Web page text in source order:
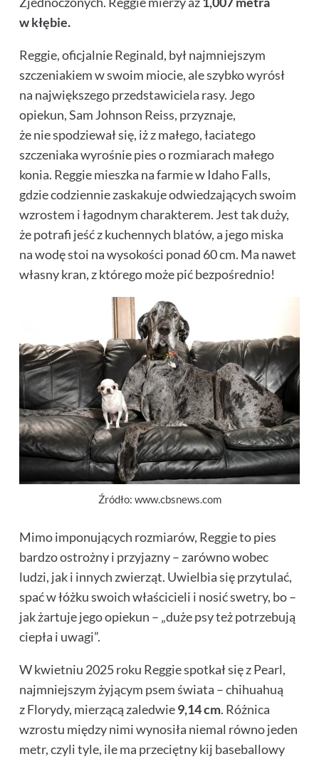
w kłębie.
Reggie, oficjalnie Reginald, był najmniejszym
szczeniakiem w swoim miocie, ale szybko wyrósł
na największego przedstawiciela rasy. Jego
opiekun, Sam Johnson Reiss, przyznaje,
że nie spodziewał się, iż z małego, łaciatego
szczeniaka wyrośnie pies o rozmiarach małego
konia. Reggie mieszka na farmie w Idaho Falls,
gdzie codziennie zaskakuje odwiedzających swoim
wzrostem i łagodnym charakterem. Jest tak duży,
że potrafi jeść z kuchennych blatów, a jego miska
na wodę stoi na wysokości ponad 60 cm. Ma nawet
własny kran, z którego może pić bezpośrednio!
Źródło: www.cbsnews.com
Mimo imponujących rozmiarów, Reggie to pies
bardzo ostrożny i przyjazny – zarówno wobec
ludzi, jak i innych zwierząt. Uwielbia się przytulać,
spać w łóżku swoich właścicieli i nosić swetry, bo –
jak żartuje jego opiekun – „duże psy też potrzebują
ciepła i uwagi”.
W kwietniu 2025 roku Reggie spotkał się z Pearl,
najmniejszym żyjącym psem świata – chihuahuą
z Florydy, mierzącą zaledwie9,14 cm. Różnica
wzrostu między nimi wynosiła niemal równo jeden
metr, czyli tyle, ile ma przeciętny kij baseballowy